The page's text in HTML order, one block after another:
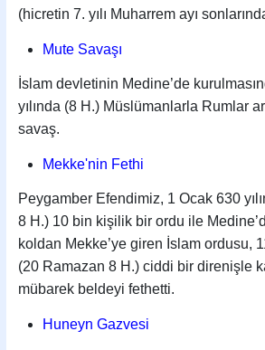
(hicretin 7. yılı Muharrem ayı
Mute Savaşı
İslam devletinin Medine’de
yılında (8 H.) Müslümanlarla Rumlar
savaş.
Mekke'nin Fethi
Peygamber Efendimiz, 1 Ocak 630
8 H.) 10 bin kişilik bir ordu ile
koldan Mekke’ye giren İslam ordusu,
(20 Ramazan 8 H.) ciddi bir direnişle
mübarek beldeyi fethetti.
Huneyn Gazvesi